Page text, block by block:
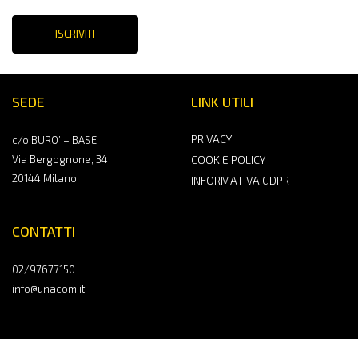
SEDE
c/o BURO’ – BASE
Via Bergognone, 34
20144 Milano
CONTATTI
02/97677150
info@unacom.it
LINK UTILI
PRIVACY
COOKIE POLICY
INFORMATIVA GDPR
ISCRIVITI